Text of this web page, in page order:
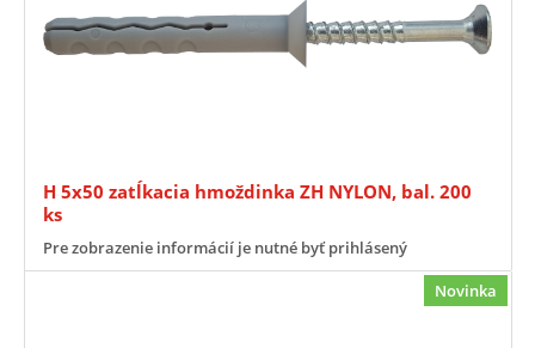
H 5x50 zatĺkacia hmoždinka ZH NYLON, bal. 200
ks
Pre zobrazenie informácií je nutné byť prihlásený
Novinka